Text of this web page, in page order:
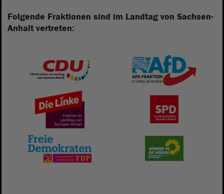
Folgende Fraktionen sind im Landtag von Sachsen-
Anhalt vertreten: